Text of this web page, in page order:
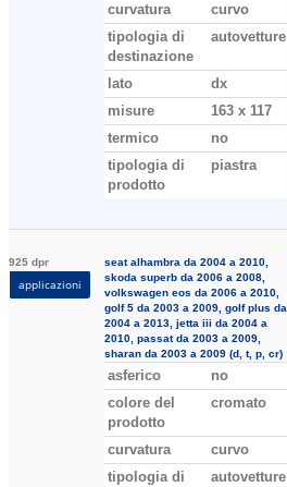
curvatura
curvo
tipologia di
destinazione
autovetture
lato
dx
misure
163 x 117
termico
no
tipologia di
prodotto
piastra
925 dpr
applicazioni
seat alhambra da 2004 a 2010,
skoda superb da 2006 a 2008,
volkswagen eos da 2006 a 2010,
golf 5 da 2003 a 2009, golf plus da
2004 a 2013, jetta iii da 2004 a
2010, passat da 2003 a 2009,
sharan da 2003 a 2009 (d, t, p, cr)
asferico
no
colore del
prodotto
cromato
curvatura
curvo
tipologia di
autovetture